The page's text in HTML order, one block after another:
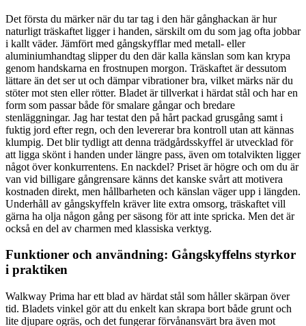
Det första du märker när du tar tag i den här gånghackan är hur
naturligt träskaftet ligger i handen, särskilt om du som jag ofta jobbar
i kallt väder. Jämfört med gångskyfflar med metall- eller
aluminiumhandtag slipper du den där kalla känslan som kan krypa
genom handskarna en frostnupen morgon. Träskaftet är dessutom
lättare än det ser ut och dämpar vibrationer bra, vilket märks när du
stöter mot sten eller rötter. Bladet är tillverkat i härdat stål och har en
form som passar både för smalare gångar och bredare
stenläggningar. Jag har testat den på hårt packad grusgång samt i
fuktig jord efter regn, och den levererar bra kontroll utan att kännas
klumpig. Det blir tydligt att denna trädgårdsskyffel är utvecklad för
att ligga skönt i handen under längre pass, även om totalvikten ligger
något över konkurrentens. En nackdel? Priset är högre och om du är
van vid billigare gångrensare känns det kanske svårt att motivera
kostnaden direkt, men hållbarheten och känslan väger upp i längden.
Underhåll av gångskyffeln kräver lite extra omsorg, träskaftet vill
gärna ha olja någon gång per säsong för att inte spricka. Men det är
också en del av charmen med klassiska verktyg.
Funktioner och användning: Gångskyffelns styrkor
i praktiken
Walkway Prima har ett blad av härdat stål som håller skärpan över
tid. Bladets vinkel gör att du enkelt kan skrapa bort både grunt och
lite djupare ogräs, och det fungerar förvånansvärt bra även mot